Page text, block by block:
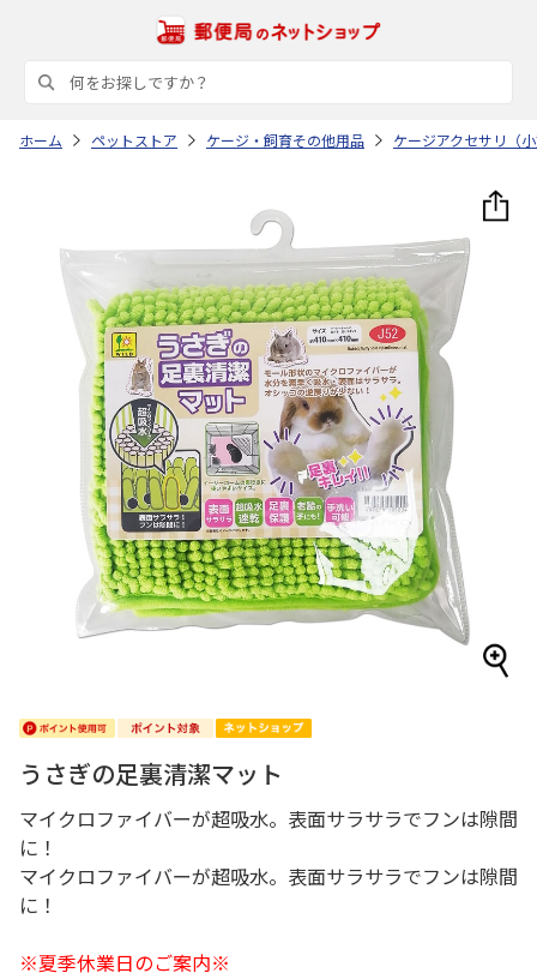
ホーム ペットストア ケージ・飼育その他用品 ケージアクセサリ（
うさぎの足裏清潔マット
マイクロファイバーが超吸水。表面サラサラでフンは隙間
に！
マイクロファイバーが超吸水。表面サラサラでフンは隙間
に！
※夏季休業日のご案内※